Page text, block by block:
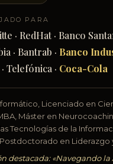
PARA
· RedHat · Banco
· Bantrab · Banco
Telefónica · Coca-Cola
Licenciado en
Máster en
Tecnologías de la
en Liderazgo
destacada: «Navegando